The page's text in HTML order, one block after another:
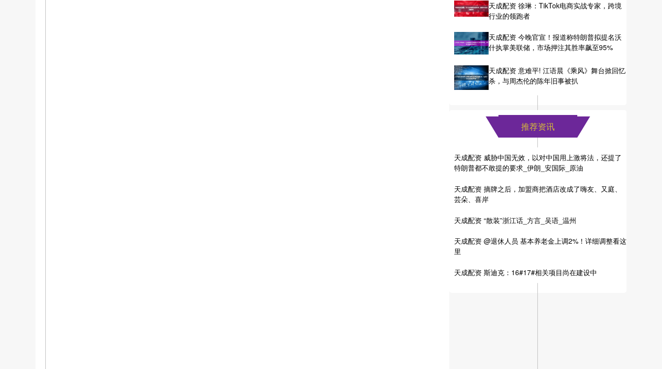
天成配资 徐琳：TikTok电商实战专家，跨境
行业的领跑者
天成配资 今晚官宣！报道称特朗普拟提名沃
什执掌美联储，市场押注其胜率飙至95%
天成配资 意难平! 江语晨《乘风》舞台掀回忆
杀，与周杰伦的陈年旧事被扒
推荐资讯
天成配资 威胁中国无效，以对中国用上激将法，还提了
特朗普都不敢提的要求_伊朗_安国际_原油
天成配资 摘牌之后，加盟商把酒店改成了嗨友、又庭、
芸朵、喜岸
天成配资 “散装”浙江话_方言_吴语_温州
天成配资 @退休人员 基本养老金上调2%！详细调整看这
里
天成配资 斯迪克：16#17#相关项目尚在建设中